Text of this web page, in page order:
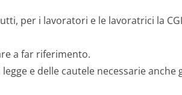
per i lavoratori e le lavoratrici la
a far riferimento.
e delle cautele necessarie anche